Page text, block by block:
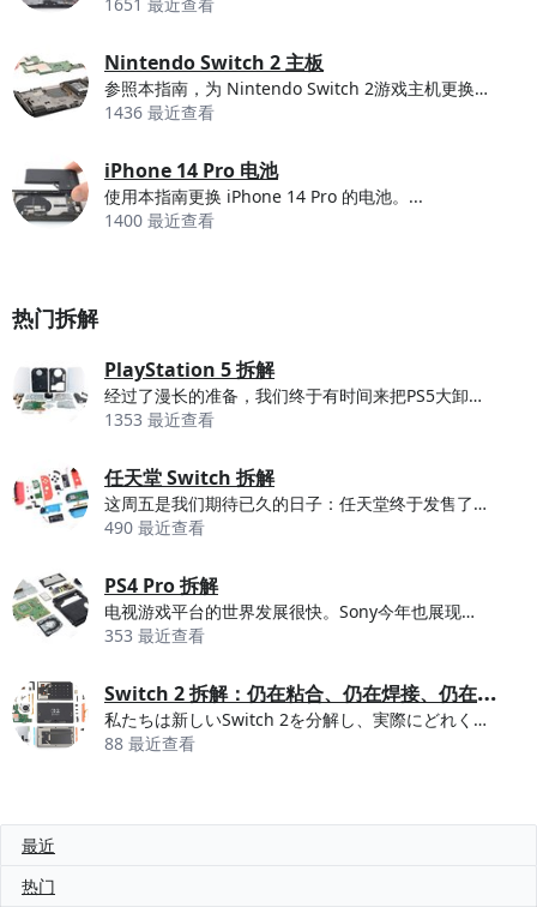
Nintendo Switch 2 主板
参照本指南，为 Nintendo Switch 2游戏主机更换主板（也称逻辑板）。 NS2...
1436 最近查看
iPhone 14 Pro 电池
使用本指南更换 iPhone 14 Pro 的电池。...
1400 最近查看
热门拆解
PlayStation 5 拆解
经过了漫长的准备，我们终于有时间来把PS5大卸八块了。众所周知，当设备难以维修时，我们总是代表...
1353 最近查看
任天堂 Switch 拆解
这周五是我们期待已久的日子：任天堂终于发售了新的主机，任天堂 Switch。现在，让我们忘记游...
490 最近查看
PS4 Pro 拆解
电视游戏平台的世界发展很快。Sony今年也展现对的自己的大招-PS4 Pro，支持4K分辨率电...
353 最近查看
S
witch 2 拆解：仍在粘合、仍在焊接、仍在漂移
私たちは新しいSwitch 2を分解し、実際にどれくらい修理しやすいのか調べてみました。
88 最近查看
最近
热门